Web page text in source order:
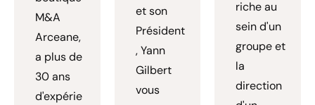
M&A
Arceane,
a plus de
30 ans
d'expérie
et son
Président
, Yann
Gilbert
vous
riche au
sein d'un
groupe et
la
direction